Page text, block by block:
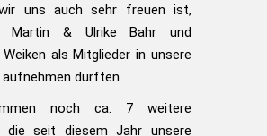
uns auch sehr freuen ist,
Martin & Ulrike Bahr und
als Mitglieder in unsere
aufnehmen durften.
noch ca. 7 weitere
die seit diesem Jahr unsere